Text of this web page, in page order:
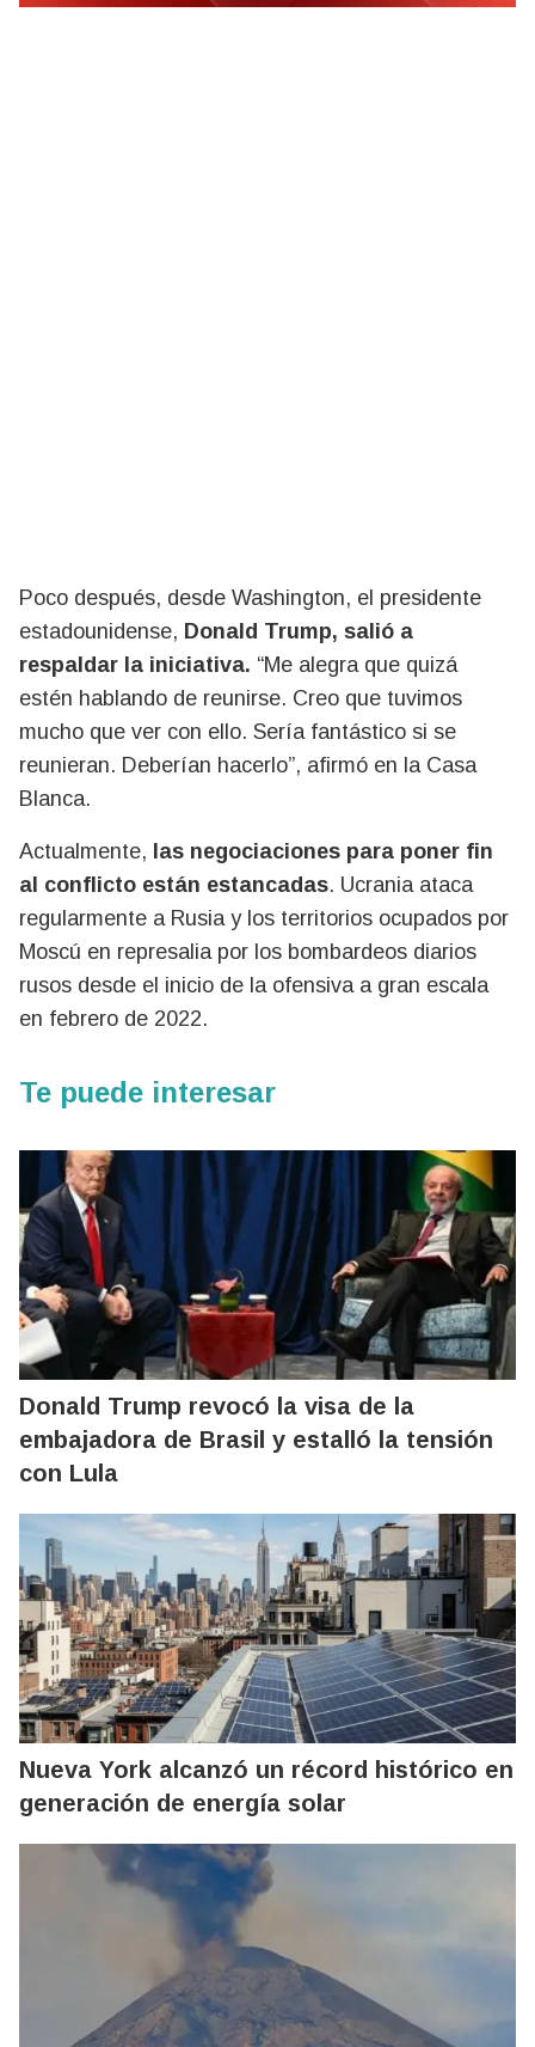
Poco después, desde Washington, el presidente
estadounidense, Donald Trump, salió a
respaldar la iniciativa. “Me alegra que quizá
estén hablando de reunirse. Creo que tuvimos
mucho que ver con ello. Sería fantástico si se
reunieran. Deberían hacerlo”, afirmó en la Casa
Blanca.
Actualmente, las negociaciones para poner fin
al conflicto están estancadas. Ucrania ataca
regularmente a Rusia y los territorios ocupados por
Moscú en represalia por los bombardeos diarios
rusos desde el inicio de la ofensiva a gran escala
en febrero de 2022.
Te puede interesar
Donald Trump revocó la visa de la
embajadora de Brasil y estalló la tensión
con Lula
Nueva York alcanzó un récord histórico en
generación de energía solar